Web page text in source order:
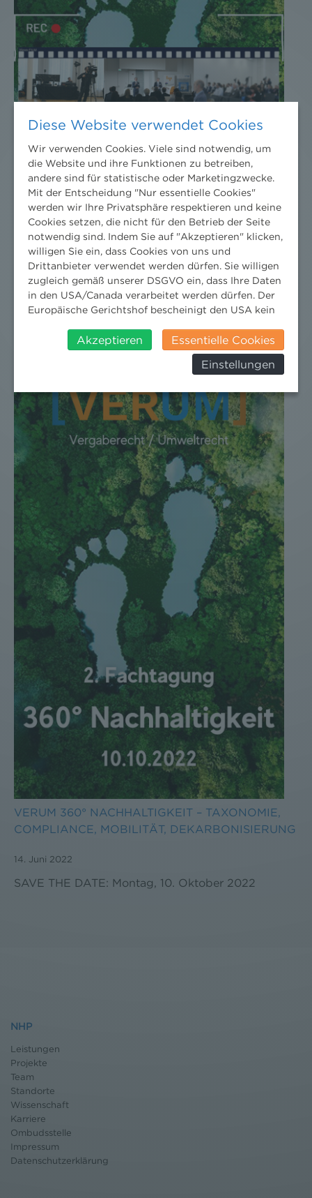
VERUM 360° NACHHALTIGKEIT: ALLE STREAMS
SIND ONLINE
24. Oktober 2022
Unsere #VERUM 360° Nachhaltigkeit Streams sind
VERUM 360° NACHHALTIGKEIT – TAXONOMIE,
COMPLIANCE, MOBILITÄT, DEKARBONISIERUNG
14. Juni 2022
SAVE THE DATE: Montag, 10. Oktober 2022
NHP
Leistungen
Projekte
Team
Standorte
Wissenschaft
Karriere
Ombudsstelle
Impressum
Datenschutzerklärung
Diese Website verwendet Cookies
Wir verwenden Cookies. Viele sind notwendig, um
die Website und ihre Funktionen zu betreiben,
andere sind für statistische oder Marketingzwecke.
Mit der Entscheidung "Nur essentielle Cookies"
werden wir Ihre Privatsphäre respektieren und keine
Cookies setzen, die nicht für den Betrieb der Seite
notwendig sind. Indem Sie auf "Akzeptieren" klicken,
willigen Sie ein, dass Cookies von uns und
Drittanbieter verwendet werden dürfen. Sie willigen
zugleich gemäß unserer DSGVO ein, dass Ihre Daten
in den USA/Canada verarbeitet werden dürfen. Der
Europäische Gerichtshof bescheinigt den USA kein
insbesondere das Risiko, dass ihre Daten durch US-
Behörden, zu Kontroll- und zu
Überwachungszwecken, verarbeitet werden und
werden können. Zudem finden Sie am
Bildschirmrand ein Cookie-Icon wo Sie jederzeit Ihre
Einwilligung widerrufen und Widerspruch ausüben.
Weitere Infomationen finden Sie hier:
Datenschutzerklärung
Akzeptieren
Essentielle Cookies
Einstellungen